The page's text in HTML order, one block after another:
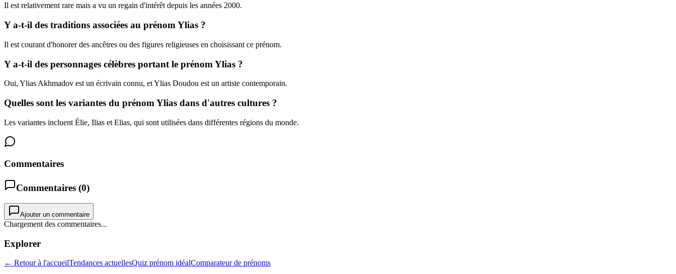
Il est relativement rare mais a vu un regain d'intérêt depuis les années 2000.
Y a-t-il des traditions associées au prénom Ylias ?
Il est courant d'honorer des ancêtres ou des figures religieuses en choisissant ce prénom.
Y a-t-il des personnages célèbres portant le prénom Ylias ?
Oui, Ylias Akhmadov est un écrivain connu, et Ylias Doudou est un artiste contemporain.
Quelles sont les variantes du prénom Ylias dans d'autres cultures ?
Les variantes incluent Élie, Ilias et Elias, qui sont utilisées dans différentes régions du monde.
Commentaires
Commentaires (0)
Ajouter un commentaire
Chargement des commentaires...
Explorer
← Retour à l'accueilTendances actuellesQuiz prénom idéalComparateur de prénoms